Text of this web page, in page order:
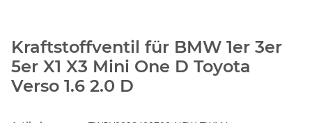
Kraftstoffventil für BMW 1er 3er
5er X1 X3 Mini One D Toyota
Verso 1.6 2.0 D